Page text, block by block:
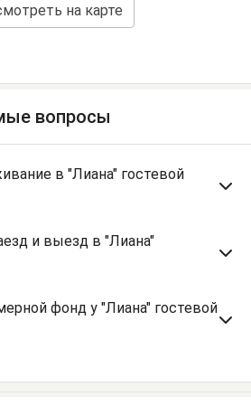
на карте
вопросы
в "Лиана" гостевой
и выезд в "Лиана"
фонд у "Лиана" гостевой